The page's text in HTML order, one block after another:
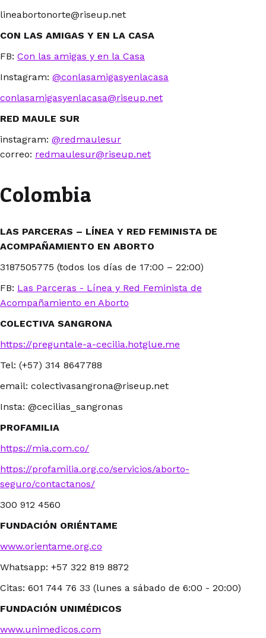
lineabortonorte@riseup.net
CON LAS AMIGAS Y EN LA CASA
FB: Con las amigas y en la Casa
Instagram: @conlasamigasyenlacasa
conlasamigasyenlacasa@riseup.net
RED MAULE SUR
instagram: @redmaulesur
correo: redmaulesur@riseup.net
Colombia
LAS PARCERAS – LÍNEA Y RED FEMINISTA DE
ACOMPAÑAMIENTO EN ABORTO
3187505775 (todos los días de 17:00 – 22:00)
FB: Las Parceras - Línea y Red Feminista de
Acompañamiento en Aborto
COLECTIVA SANGRONA
https://preguntale-a-cecilia.hotglue.me
Tel: (+57) 314 8647788
email: colectivasangrona@riseup.net
Insta: @cecilias_sangronas
PROFAMILIA
https://mia.com.co/
https://profamilia.org.co/servicios/aborto-
seguro/contactanos/
300 912 4560
FUNDACIÓN ORIÉNTAME
www.orientame.org.co
Whatsapp: +57 322 819 8872
Citas: 601 744 76 33 (lunes a sábado de 6:00 - 20:00)
FUNDACIÓN UNIMÉDICOS
www.unimedicos.com